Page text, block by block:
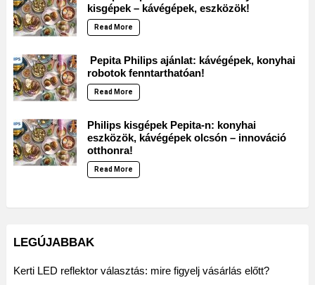
kisgépek – kávégépek, eszközök!
Read More
Pepita Philips ajánlat: kávégépek, konyhai
robotok fenntarthatóan!
Read More
Philips kisgépek Pepita-n: konyhai
eszközök, kávégépek olcsón – innováció
otthonra!
Read More
LEGÚJABBAK
Kerti LED reflektor választás: mire figyelj vásárlás előtt?